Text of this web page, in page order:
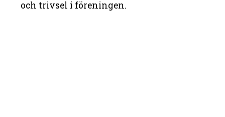
och trivsel i föreningen.